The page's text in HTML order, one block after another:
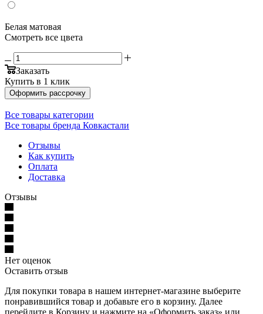
Белая матовая
Смотреть все цвета
Заказать
Купить в 1 клик
Оформить рассрочку
Все товары категории
Все товары бренда Ковкастали
Отзывы
Как купить
Оплата
Доставка
Отзывы
Нет оценок
Оставить отзыв
Для покупки товара в нашем интернет-магазине выберите
понравившийся товар и добавьте его в корзину. Далее